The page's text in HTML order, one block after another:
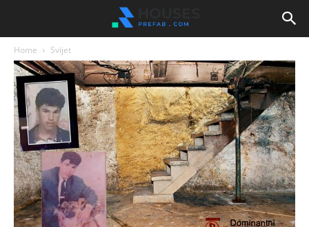
Home Svijet